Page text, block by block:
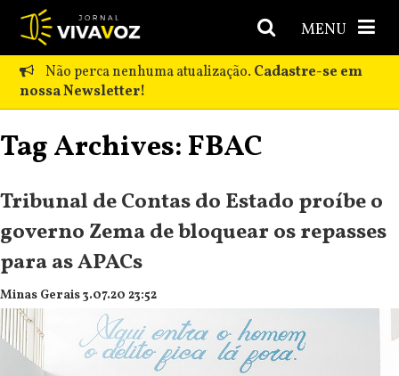
MENU
Não perca nenhuma atualização. Cadastre-se em
nossa Newsletter!
Tag Archives: FBAC
Tribunal de Contas do Estado proíbe o
governo Zema de bloquear os repasses
para as APACs
Minas Gerais 3.07.20 23:52